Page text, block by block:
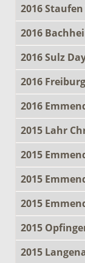
2016
2016
2016 Sulz
2016
2016
2015 Lahr
2015
2015
2015
2015
2015